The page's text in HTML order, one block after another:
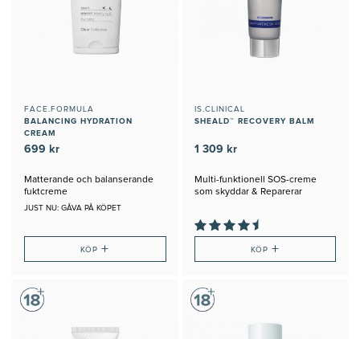
FACE.FORMULA
BALANCING HYDRATION
CREAM
699 kr
Matterande och balanserande
fuktcreme
JUST NU: GÅVA PÅ KÖPET
KÖP+
IS.CLINICAL
SHEALD™ RECOVERY BALM
1 309 kr
Multi-funktionell SOS-creme
som skyddar & Reparerar
KÖP +